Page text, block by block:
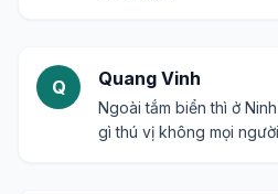
Q Quang Vinh
Ngoài tắm biển thì ở
gì thú vị không mọi